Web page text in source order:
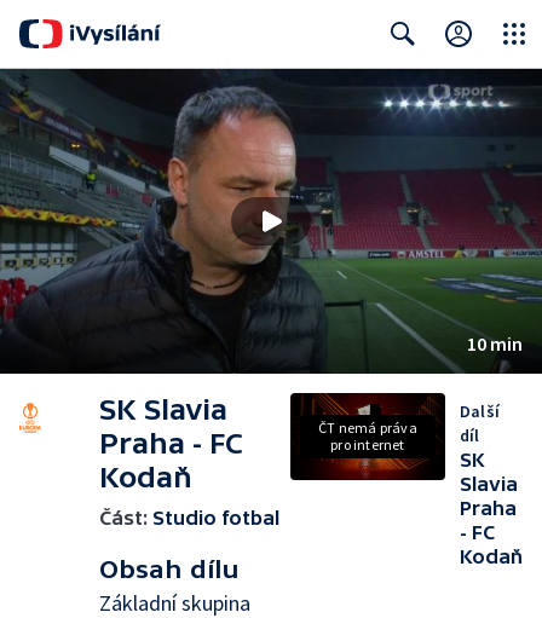
Search
10 min
SK Slavia
Praha - FC
Kodaň
Část: Studio fotbal
Obsah dílu
Základní skupina
ČT nemá práva
pro internet
Další
díl
SK
Slavia
Praha
- FC
Kodaň